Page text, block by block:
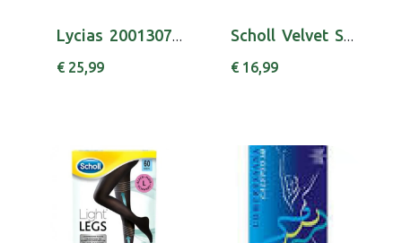
Lycias 2001307300 Elegan Meia 140 T2 Nude
€ 25,99
Scholl Velvet Smooth Rec Lima Calcanhar
€ 16,99